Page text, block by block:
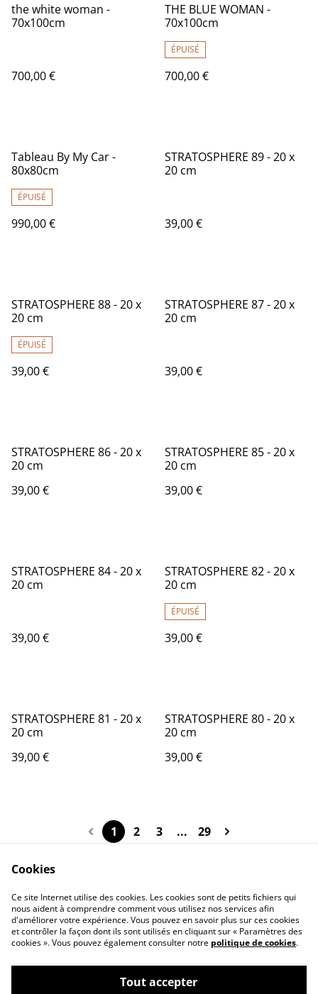
the white woman -
70x100cm
700,00 €
THE BLUE WOMAN -
70x100cm
ÉPUISÉ
700,00 €
Tableau By My Car -
80x80cm
ÉPUISÉ
990,00 €
STRATOSPHERE 89 - 20 x
20 cm
39,00 €
STRATOSPHERE 88 - 20 x
20 cm
ÉPUISÉ
39,00 €
STRATOSPHERE 87 - 20 x
20 cm
39,00 €
STRATOSPHERE 86 - 20 x
20 cm
39,00 €
STRATOSPHERE 85 - 20 x
20 cm
39,00 €
STRATOSPHERE 84 - 20 x
20 cm
39,00 €
STRATOSPHERE 82 - 20 x
20 cm
ÉPUISÉ
39,00 €
STRATOSPHERE 81 - 20 x
20 cm
39,00 €
STRATOSPHERE 80 - 20 x
20 cm
39,00 €
1 2 3 ... 29
Contactez-nous
Conditions
Politique de
confidentialité
Politique de cookies
Cookies
Ce site Internet utilise des cookies. Les cookies sont de petits fichiers qui
nous aident à comprendre comment vous utilisez nos services afin
d'améliorer votre expérience. Vous pouvez en savoir plus sur ces cookies
et contrôler la façon dont ils sont utilisés en cliquant sur « Paramètres des
cookies ». Vous pouvez également consulter notre politique de cookies.
Tout accepter